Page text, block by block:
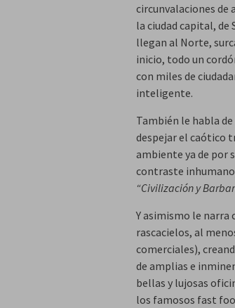
circunvalaciones de
la ciudad capital, de
llegan al Norte,
inicio, todo un
con miles de
inteligente.
También le habla
despejar el caótico
ambiente ya de por
contraste
“Civilización y
Y asimismo le narra
rascacielos, al
comerciales),
de amplias e
bellas y lujosas
los famosos fast